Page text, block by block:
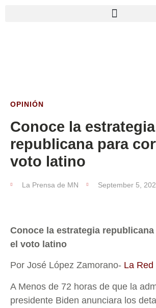
OPINIÓN
Conoce la estrategia
republicana para
voto latino
La Prensa de MN September 5,
Conoce la estrategia
el voto latino
Por José López Zamorano- La Red
A Menos de 72 horas de que la
presidente Biden anunciara los